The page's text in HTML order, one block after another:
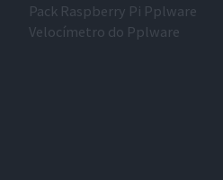
Pack Raspberry Pi Pplware
Velocímetro do Pplware